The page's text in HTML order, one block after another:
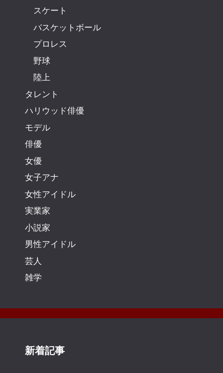
スケート
バスケットボール
プロレス
野球
陸上
タレント
ハリウッド俳優
モデル
俳優
女優
女子アナ
女性アイドル
実業家
小説家
男性アイドル
芸人
雑学
新着記事